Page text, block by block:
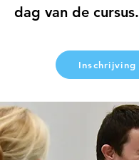
dag van de cursus.
Inschrijving